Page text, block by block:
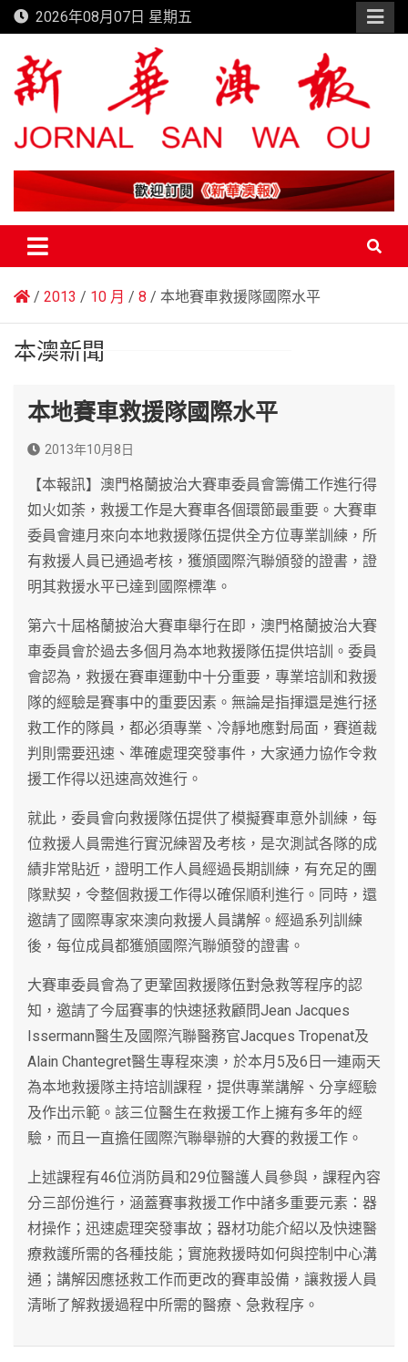
Skip
to
content
2026年08月07日 星期五
新華澳報
2013 10 月 8 本地賽車救援隊國際水平
本澳新聞
本地賽車救援隊國際水平
2013年10月8日
【本報訊】澳門格蘭披治大賽車委員會籌備工作進行得
如火如荼，救援工作是大賽車各個環節最重要。大賽車
委員會連月來向本地救援隊伍提供全方位專業訓練，所
有救援人員已通過考核，獲頒國際汽聯頒發的證書，證
明其救援水平已達到國際標準。
第六十屆格蘭披治大賽車舉行在即，澳門格蘭披治大賽
車委員會於過去多個月為本地救援隊伍提供培訓。委員
會認為，救援在賽車運動中十分重要，專業培訓和救援
隊的經驗是賽事中的重要因素。無論是指揮還是進行拯
救工作的隊員，都必須專業、冷靜地應對局面，賽道裁
判則需要迅速、準確處理突發事件，大家通力協作令救
援工作得以迅速高效進行。
就此，委員會向救援隊伍提供了模擬賽車意外訓練，每
位救援人員需進行實況練習及考核，是次測試各隊的成
績非常貼近，證明工作人員經過長期訓練，有充足的團
隊默契，令整個救援工作得以確保順利進行。同時，還
邀請了國際專家來澳向救援人員講解。經過系列訓練
後，每位成員都獲頒國際汽聯頒發的證書。
大賽車委員會為了更鞏固救援隊伍對急救等程序的認
知，邀請了今屆賽事的快速拯救顧問Jean Jacques
Issermann醫生及國際汽聯醫務官Jacques Tropenat及
Alain Chantegret醫生專程來澳，於本月5及6日一連兩天
為本地救援隊主持培訓課程，提供專業講解、分享經驗
及作出示範。該三位醫生在救援工作上擁有多年的經
驗，而且一直擔任國際汽聯舉辦的大賽的救援工作。
上述課程有46位消防員和29位醫護人員參與，課程內容
分三部份進行，涵蓋賽事救援工作中諸多重要元素：器
材操作；迅速處理突發事故；器材功能介紹以及快速醫
療救護所需的各種技能；實施救援時如何與控制中心溝
通；講解因應拯救工作而更改的賽車設備，讓救援人員
清晰了解救援過程中所需的醫療、急救程序。